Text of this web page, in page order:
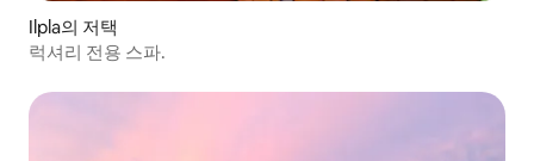
Ilpla의 저택
럭셔리 전용 스파.